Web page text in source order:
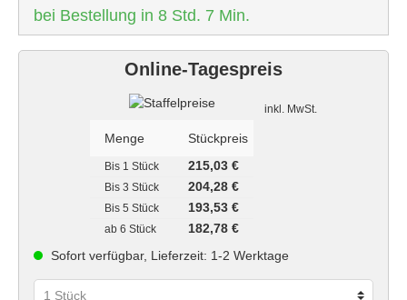
bei Bestellung in 8 Std. 7 Min.
Online-Tagespreis
Staffelpreise
Menge Stückpreis
Bis 1 Stück 215,03 €
Bis3 Stück 204,28 €
Bis5 Stück 193,53 €
ab6 Stück 182,78 €
inkl. MwSt.
Sofort verfügbar, Lieferzeit: 1-2 Werktage